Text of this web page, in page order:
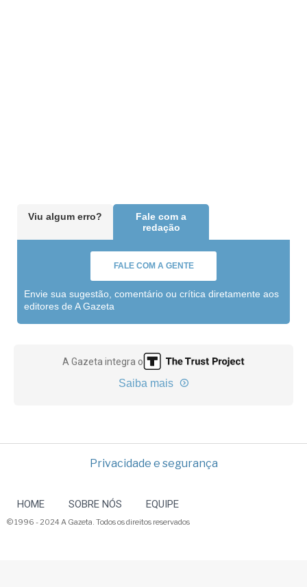
Viu algum erro?
Fale com a
redação
FALE COM A GENTE
Envie sua sugestão, comentário ou crítica diretamente aos
editores de A Gazeta
A Gazeta integra o
Saiba mais
Privacidade e segurança
HOME SOBRE NÓS EQUIPE
© 1996 - 2024 A Gazeta. Todos os direitos reservados